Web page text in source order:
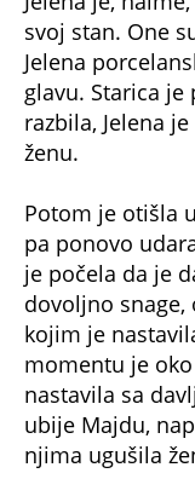
Jelena
glavu. Starica je
razbila, Jelena
ženu.
pa ponovo
je počela da je
dovoljno
kojim je
momentu je
nastavila sa
ubije Majdu,
njima ugušila